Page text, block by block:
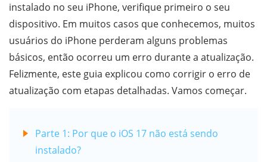
instalado no seu iPhone, verifique primeiro o seu
dispositivo. Em muitos casos que conhecemos, muitos
usuários do iPhone perderam alguns problemas
básicos, então ocorreu um erro durante a atualização.
Felizmente, este guia explicou como corrigir o erro de
atualização com etapas detalhadas. Vamos começar.
Parte 1: Por que o iOS 17 não está sendo
instalado?